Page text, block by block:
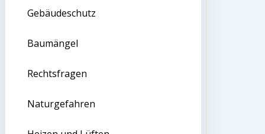
Gebäudeschutz
Baumängel
Rechtsfragen
Naturgefahren